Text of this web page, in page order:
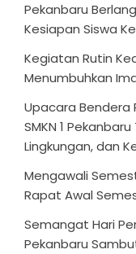
Pekanbaru
Kesiapan Siswa
Kegiatan Rutin
Menumbuhkan
Upacara Bendera
SMKN 1
Lingkungan, dan
Mengawali
Rapat Awal
Semangat Hari
Pekanbaru